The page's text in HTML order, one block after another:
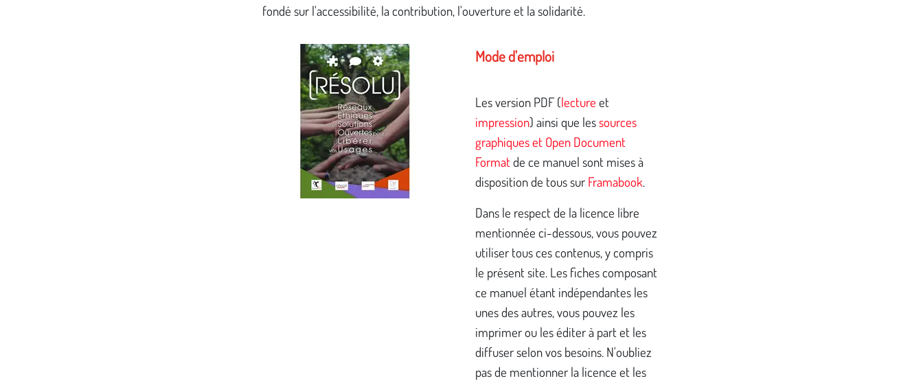
fondé sur l'accessibilité, la contribution, l'ouverture et la solidarité.
Mode d'emploi
Les version PDF (lecture et
impression) ainsi que lessources
graphiques et Open Document
Formatde ce manuel sont mises à
disposition de tous sur Framabook.
Dans le respect de la licence libre
mentionnée ci-dessous, vous pouvez
utiliser tous ces contenus, y compris
le présent site. Les fiches composant
ce manuel étant indépendantes les
unes des autres, vous pouvez les
imprimer ou les éditer à part et les
diffuser selon vos besoins. N'oubliez
pas de mentionner la licence et les